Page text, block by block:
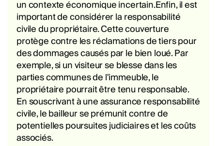
un contexte économique incertain.Enfin, il est
important de considérer la responsabilité
civile du propriétaire. Cette couverture
protège contre les réclamations de tiers pour
des dommages causés par le bien loué. Par
exemple, si un visiteur se blesse dans les
parties communes de l'immeuble, le
propriétaire pourrait être tenu responsable.
En souscrivant à une assurance responsabilité
civile, le bailleur se prémunit contre de
potentielles poursuites judiciaires et les coûts
associés.